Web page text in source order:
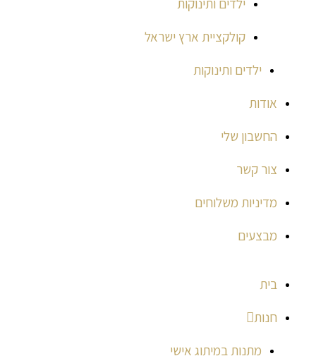
קולקציית ארץ ישראל
ילדים ותינוקות
אודות
החשבון שלי
צור קשר
מדיניות משלוחים
מבצעים
בית
חנות
מתנות במיתוג אישי